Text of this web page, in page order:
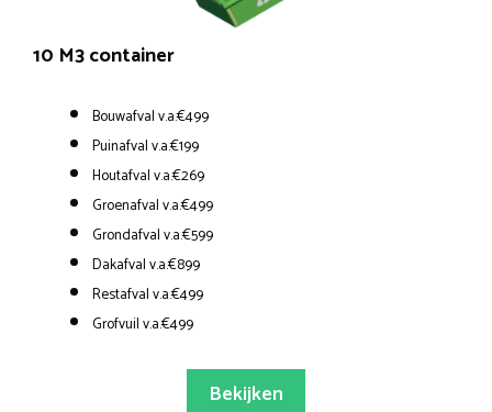
10 M3 container
Bouwafval v.a.€499
Puinafval v.a.€199
Houtafval v.a.€269
Groenafval v.a.€499
Grondafval v.a.€599
Dakafval v.a.€899
Restafval v.a.€499
Grofvuil v.a.€499
Bekijken